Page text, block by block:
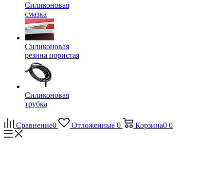
Силиконовая
смазка
Силиконовая
резина пористая
Силиконовая
трубка
Сравнение0 Отложенные 0 Корзина0 0